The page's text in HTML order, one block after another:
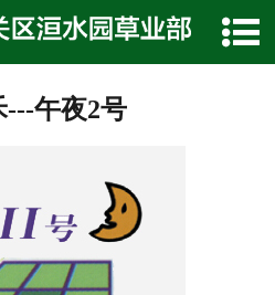
网站首页
产品展示
---午夜2号